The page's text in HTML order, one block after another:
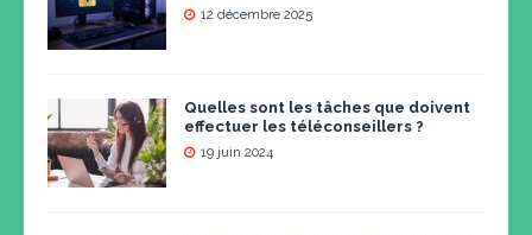
12 décembre 2025
Quelles sont les tâches que doivent
effectuer les téléconseillers ?
19 juin 2024